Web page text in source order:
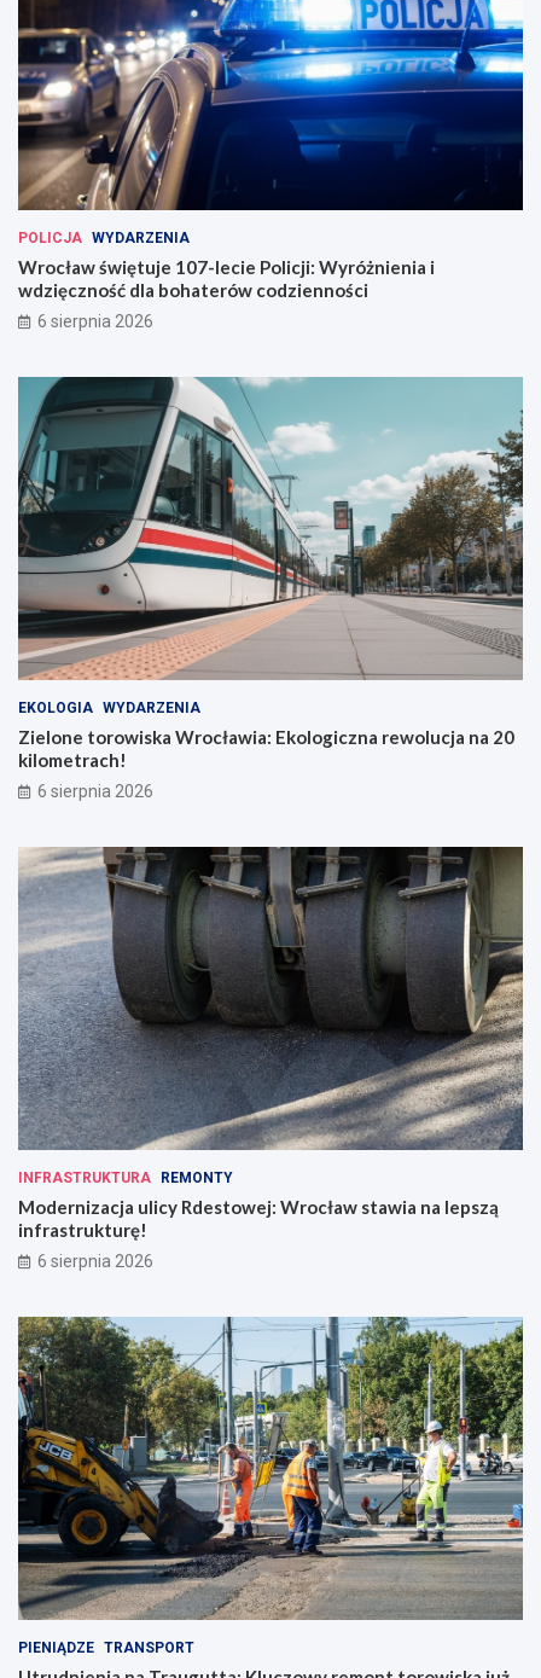
POLICJA WYDARZENIA
Wrocław świętuje 107-lecie Policji: Wyróżnienia i
wdzięczność dla bohaterów codzienności
6 sierpnia 2026
EKOLOGIA WYDARZENIA
Zielone torowiska Wrocławia: Ekologiczna rewolucja na 20
kilometrach!
6 sierpnia 2026
INFRASTRUKTURA REMONTY
Modernizacja ulicy Rdestowej: Wrocław stawia na lepszą
infrastrukturę!
6 sierpnia 2026
PIENIĄDZE TRANSPORT